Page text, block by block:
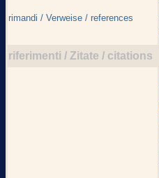
rimandi / Verweise / references
riferimenti / Zitate / citations